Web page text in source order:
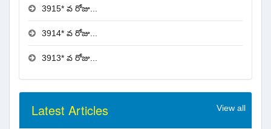
3915* వ రోజు...
3914* వ రోజు...
3913* వ రోజు...
Latest Articles View all